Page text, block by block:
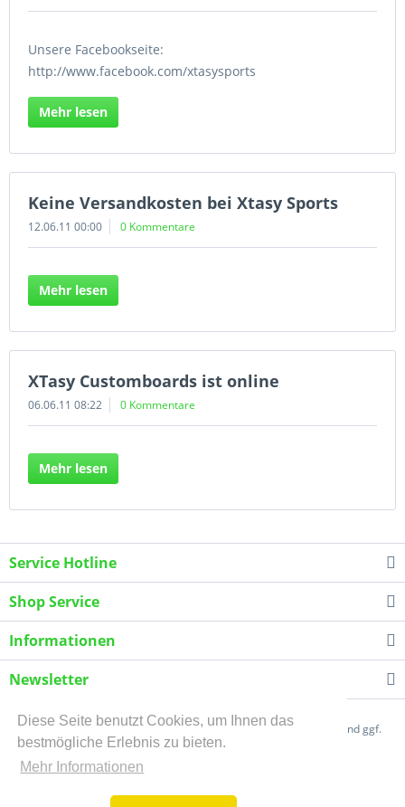
Diese Seite benutzt Cookies, um Ihnen das
bestmögliche Erlebnis zu bieten.
Mehr Informationen
Unsere Facebookseite:
http://www.facebook.com/xtasysports
Mehr lesen
Keine Versandkosten bei Xtasy Sports
12.06.11 00:00 0 Kommentare
Mehr lesen
XTasy Customboards ist online
06.06.11 08:22 0 Kommentare
Mehr lesen
Service Hotline
Shop Service
Informationen
Newsletter
* Alle Preise inkl. gesetzl. Mehrwertsteuer zzgl.Versandkosten
und ggf.
Nachnahmegebühren, wenn nicht anders beschrieben